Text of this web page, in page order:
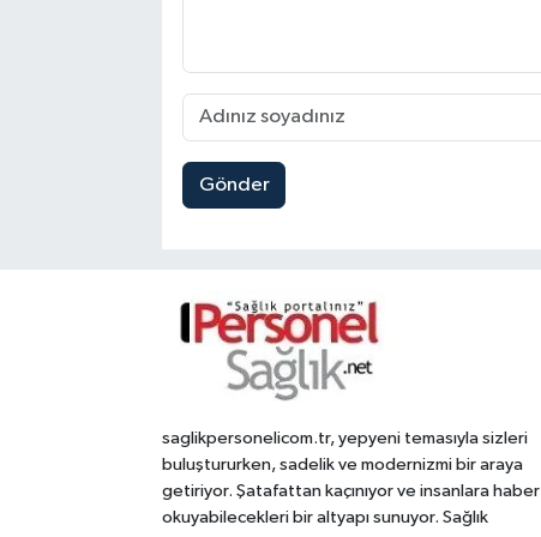
Gönder
saglikpersonelicom.tr, yepyeni temasıyla sizleri
buluştururken, sadelik ve modernizmi bir araya
getiriyor. Şatafattan kaçınıyor ve insanlara haber
okuyabilecekleri bir altyapı sunuyor. Sağlık